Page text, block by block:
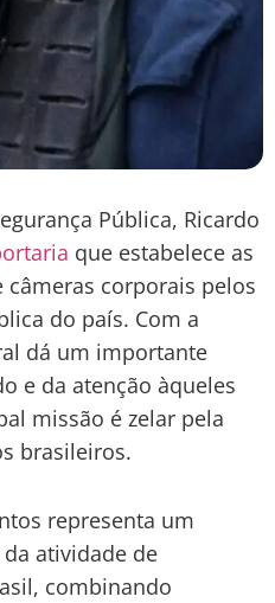
Pública, Ricardo
que estabelece as
corporais pelos
do país. Com a
dá um importante
e da atenção àqueles
missão é zelar pela
brasileiros.
representa um
atividade de
combinando